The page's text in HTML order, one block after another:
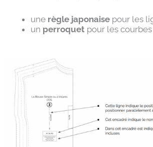
une règle japonaise pour les
un perroquet pour les courbes